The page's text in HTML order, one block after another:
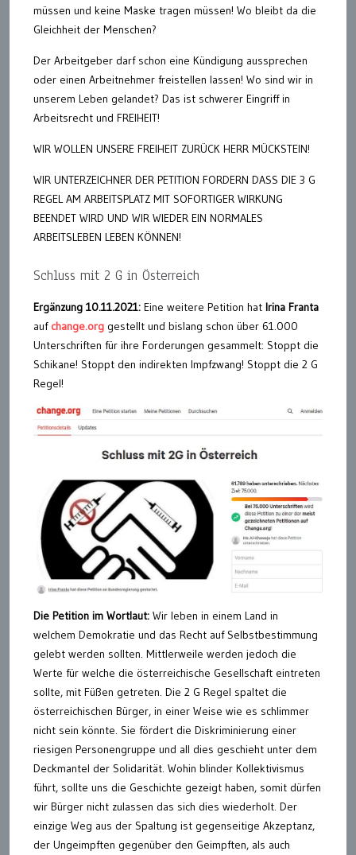
müssen und keine Maske tragen müssen! Wo bleibt da die
Gleichheit der Menschen?
Der Arbeitgeber darf schon eine Kündigung aussprechen
oder einen Arbeitnehmer freistellen lassen! Wo sind wir in
unserem Leben gelandet? Das ist schwerer Eingriff in
Arbeitsrecht und FREIHEIT!
WIR WOLLEN UNSERE FREIHEIT ZURÜCK HERR MÜCKSTEIN!
WIR UNTERZEICHNER DER PETITION FORDERN DASS DIE 3 G
REGEL AM ARBEITSPLATZ MIT SOFORTIGER WIRKUNG
BEENDET WIRD UND WIR WIEDER EIN NORMALES
ARBEITSLEBEN LEBEN KÖNNEN!
Schluss mit 2 G in Österreich
Ergänzung 10.11.2021: Eine weitere Petition hat Irina Franta
auf change.org gestellt und bislang schon über 61.000
Unterschriften für ihre Forderungen gesammelt: Stoppt die
Schikane! Stoppt den indirekten Impfzwang! Stoppt die 2 G
Regel!
Die Petition im Wortlaut: Wir leben in einem Land in
welchem Demokratie und das Recht auf Selbstbestimmung
gelebt werden sollten. Mittlerweile werden jedoch die
Werte für welche die österreichische Gesellschaft eintreten
sollte, mit Füßen getreten. Die 2 G Regel spaltet die
österreichischen Bürger, in einer Weise wie es schlimmer
nicht sein könnte. Sie fördert die Diskriminierung einer
riesigen Personengruppe und all dies geschieht unter dem
Deckmantel der Solidarität. Wohin blinder Kollektivismus
führt, sollte uns die Geschichte gezeigt haben, somit dürfen
wir Bürger nicht zulassen das sich dies wiederholt. Der
einzige Weg aus der Spaltung ist gegenseitige Akzeptanz,
der Ungeimpften gegenüber den Geimpften, als auch